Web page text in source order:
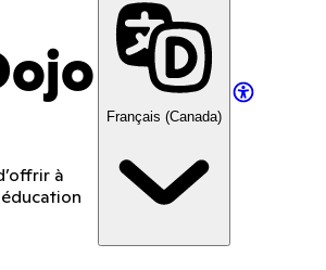
à
Français (Canada)